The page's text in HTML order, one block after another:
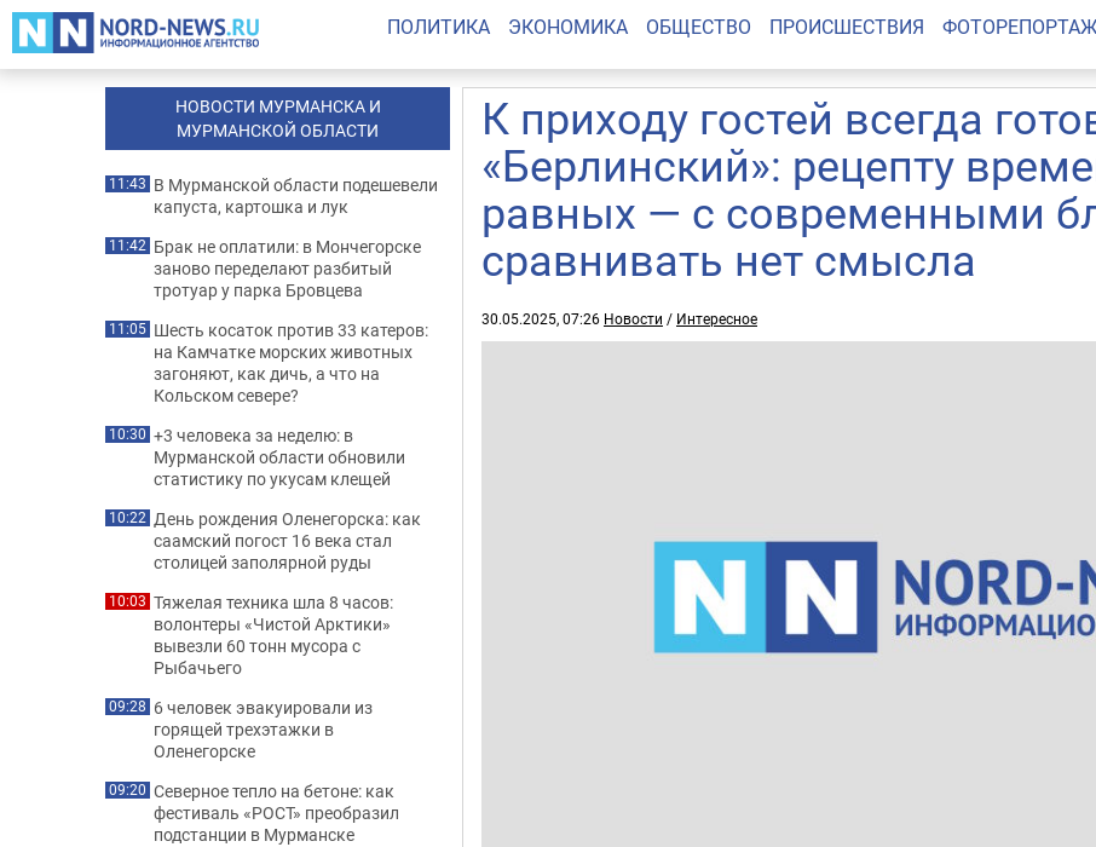
ПОЛИТИКА ЭКОНОМИКА ОБЩЕСТВО ПРОИСШЕСТВИЯ
К приходу гостей всегда
«Берлинский»: рецепту
равных — с современными
сравнивать нет смысла
30.05.2025, 07:26 Новости / Интересное
НОВОСТИ МУРМАНСКА И
МУРМАНСКОЙ ОБЛАСТИ
11:43 В Мурманской области подешевели
капуста, картошка и лук
11:42 Брак не оплатили: в Мончегорске
заново переделают разбитый
тротуар у парка Бровцева
11:05 Шесть косаток против 33 катеров:
на Камчатке морских животных
загоняют, как дичь, а что на
Кольском севере?
10:30 +3 человека за неделю: в
Мурманской области обновили
статистику по укусам клещей
10:22 День рождения Оленегорска: как
саамский погост 16 века стал
столицей заполярной руды
10:03 Тяжелая техника шла 8 часов:
волонтеры «Чистой Арктики»
вывезли 60 тонн мусора с
Рыбачьего
09:28 6 человек эвакуировали из
горящей трехэтажки в
Оленегорске
09:20 Северное тепло на бетоне: как
фестиваль «РОСТ» преобразил
подстанции в Мурманске